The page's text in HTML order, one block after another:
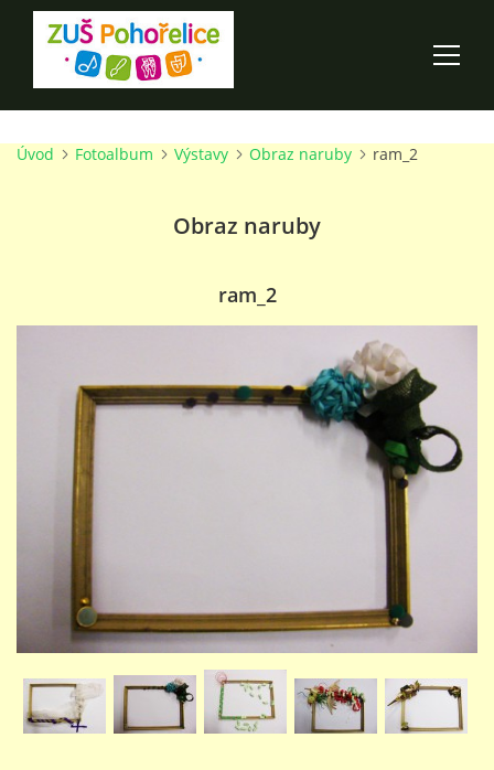
ÚVOD
100 LET ZUŠ POHOŘELICE
PRO RODIČE
TALENTOVÉ ZKOUŠKY
GALERIE
VIDEA - FILMOVÁ TVORBA
Úvod Fotoalbum Výstavy Obraz naruby ram_2
Obraz naruby
ram_2